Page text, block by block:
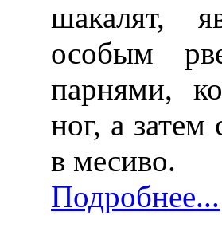
шакалят,
особым
парнями,
ног, а затем
в месиво.
Подробнее...